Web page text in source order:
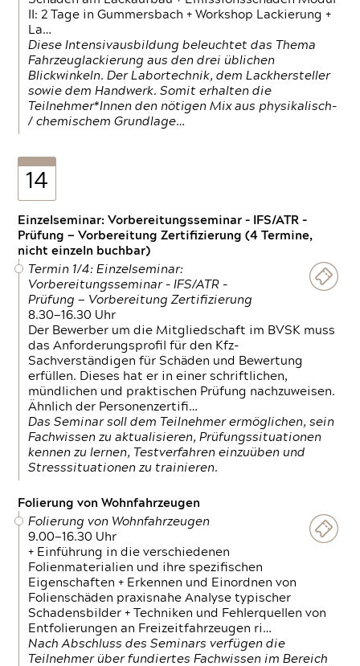
II: 2 Tage in Gummersbach + Workshop Lackierung +
La…
Diese Intensivausbildung beleuchtet das Thema
Fahrzeuglackierung aus den drei üblichen
Blickwinkeln. Der Labortechnik, dem Lackhersteller
sowie dem Handwerk. Somit erhalten die
Teilnehmer*Innen den nötigen Mix aus physikalisch-
/ chemischem Grundlage…
14
Einzelseminar: Vorbereitungsseminar - IFS/ATR -
Prüfung — Vorbereitung Zertifizierung (4 Termine,
nicht einzeln buchbar)
Termin 1/4: Einzelseminar:
Vorbereitungsseminar - IFS/ATR -
Prüfung — Vorbereitung Zertifizierung
8.30—16.30 Uhr
Der Bewerber um die Mitgliedschaft im BVSK muss
das Anforderungsprofil für den Kfz-
Sachverständigen für Schäden und Bewertung
erfüllen. Dieses hat er in einer schriftlichen,
mündlichen und praktischen Prüfung nachzuweisen.
Ähnlich der Personenzertifi…
Das Seminar soll dem Teilnehmer ermöglichen, sein
Fachwissen zu aktualisieren, Prüfungssituationen
kennen zu lernen, Testverfahren einzuüben und
Stresssituationen zu trainieren.
Folierung von Wohnfahrzeugen
Folierung von Wohnfahrzeugen
9.00—16.30 Uhr
+ Einführung in die verschiedenen
Folienmaterialien und ihre spezifischen
Eigenschaften + Erkennen und Einordnen von
Folienschäden praxisnahe Analyse typischer
Schadensbilder + Techniken und Fehlerquellen von
Entfolierungen an Freizeitfahrzeugen ri…
Nach Abschluss des Seminars verfügen die
Teilnehmer über fundiertes Fachwissen im Bereich